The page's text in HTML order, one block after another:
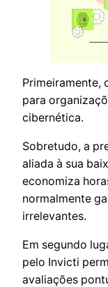
Primeiramente,
para
cibernética.
Sobretudo, a
aliada à sua
economiza
normalmente
irrelevantes.
Em segundo
pelo Invicti
avaliações